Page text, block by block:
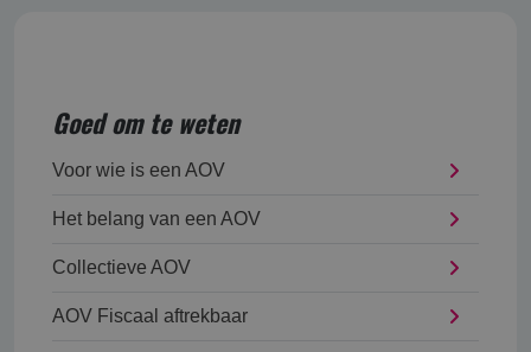
Goed om te weten
Voor wie is een AOV
Het belang van een AOV
Collectieve AOV
AOV Fiscaal aftrekbaar